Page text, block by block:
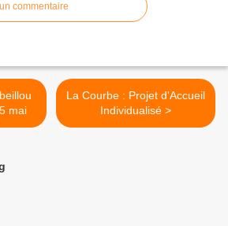
commentaire
mai
La Courbe : Projet d'Accueil
Individualisé >